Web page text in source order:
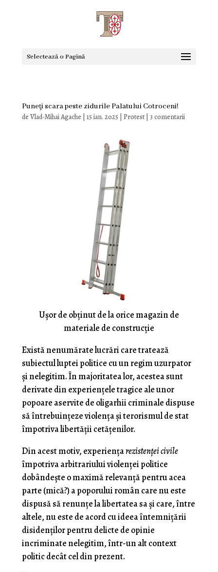
Selectează o Pagină
Puneţi scara peste zidurile Palatului Cotroceni!
de Vlad-Mihai Agache 15 ian. 2025| Protest| 3 comentarii
Uşor de obţinut de la orice magazin de
materiale de construcţie
Există nenumărate lucrări care tratează
subiectul luptei politice cu un regim uzurpator
şi nelegitim. În majoritatea lor, acestea sunt
derivate din experienţele tragice ale unor
popoare aservite de oligarhii criminale dispuse
să întrebuinţeze violenţa şi terorismul de stat
împotriva libertăţii cetăţenilor.
Din acest motiv, experienţarezistenţei civile
împotriva arbitrariului violenţei politice
dobândeşte o maximă relevanţă pentru acea
parte (mică?) a poporului român care nu este
dispusă să renunţe la libertatea sa şi care, între
altele, nu este de acord cu ideea întemniţării
disidenţilor pentru delicte de opinie
incriminate nelegitim, într-un alt context
politic decât cel din prezent.